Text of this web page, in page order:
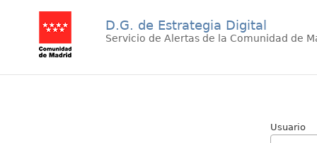
D.G. de Estrategia Digital
Servicio de Alertas de la Comunidad de
Usuario